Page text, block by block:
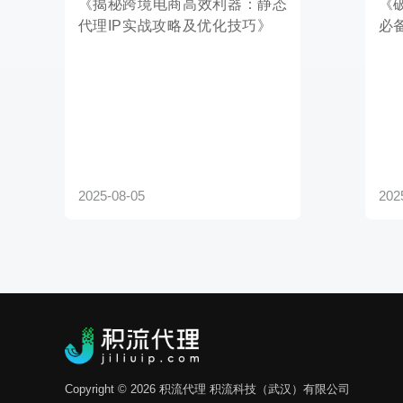
2025-08-05 2025-08-03
Copyright © 2026 积流代理 积流科技（武汉）有限公司